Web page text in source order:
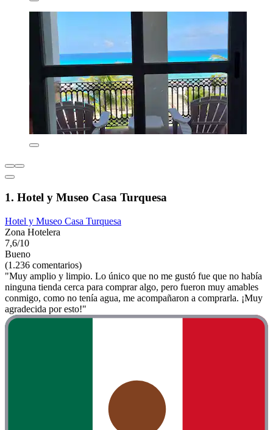
1. Hotel y Museo Casa Turquesa
Hotel y Museo Casa Turquesa
Zona Hotelera
7,6/10
Bueno
(1.236 comentarios)
"Muy amplio y limpio. Lo único que no me gustó fue que no había
ninguna tienda cerca para comprar algo, pero fueron muy amables
conmigo, como no tenía agua, me acompañaron a comprarla. ¡Muy
agradecida por esto!"